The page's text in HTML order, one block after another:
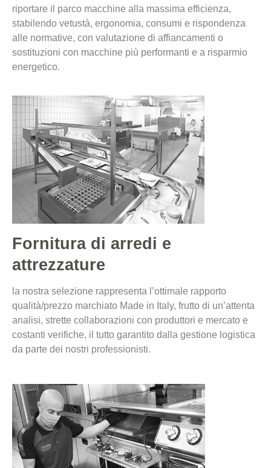
riportare il parco macchine alla massima efficienza,
stabilendo vetustà, ergonomia, consumi e rispondenza
alle normative, con valutazione di affiancamenti o
sostituzioni con macchine più performanti e a risparmio
energetico.
Fornitura di arredi e
attrezzature
la nostra selezione rappresenta l’ottimale rapporto
qualità/prezzo marchiato Made in Italy, frutto di un’attenta
analisi, strette collaborazioni con produttori e mercato e
costanti verifiche, il tutto garantito dalla gestione logistica
da parte dei nostri professionisti.